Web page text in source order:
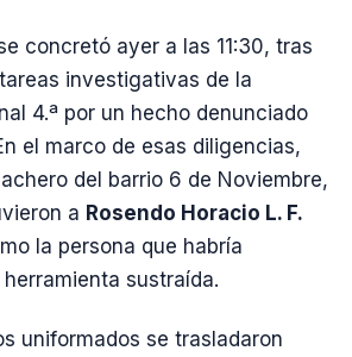
concretó ayer a las 11:30, tras
investigativas de la
4.ª por un hecho denunciado
el marco de esas diligencias,
del barrio 6 de Noviembre,
a Rosendo Horacio L. F.
la persona que habría
sustraída.
uniformados se trasladaron